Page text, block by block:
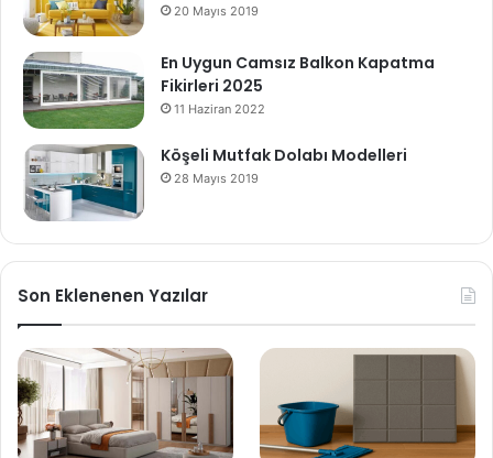
20 Mayıs 2019
En Uygun Camsız Balkon Kapatma
Fikirleri 2025
11 Haziran 2022
Köşeli Mutfak Dolabı Modelleri
28 Mayıs 2019
Son Eklenenen Yazılar